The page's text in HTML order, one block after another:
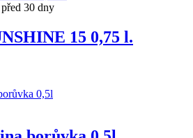
30 dny
15 0,75 l.